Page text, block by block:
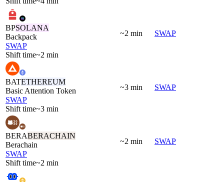
BPSOLANA
Backpack
SWAP
Shift time~2 min
~2 min SWAP
BATETHEREUM
Basic Attention Token
SWAP
Shift time~3 min
~3 min SWAP
BERABERACHAIN
Berachain
SWAP
Shift time~2 min
~2 min SWAP